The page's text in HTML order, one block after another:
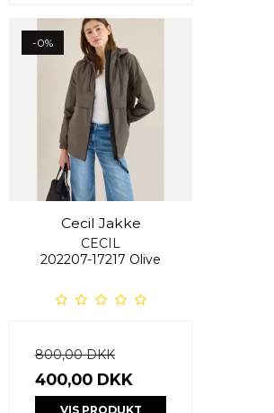
-0%
Cecil Jakke
CECIL
202207-17217 Olive
800,00 DKK
400,00 DKK
VIS PRODUKT